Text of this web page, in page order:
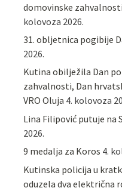
domovinske
kolovoza 2026.
31. obljetnica pogibije
2026.
Kutina obilježila Dan
zahvalnosti, Dan
VRO Oluja 4. kolovoza
Lina Filipović putuje na
2026.
9 medalja za Koros 4.
Kutinska policija u
oduzela dva električna